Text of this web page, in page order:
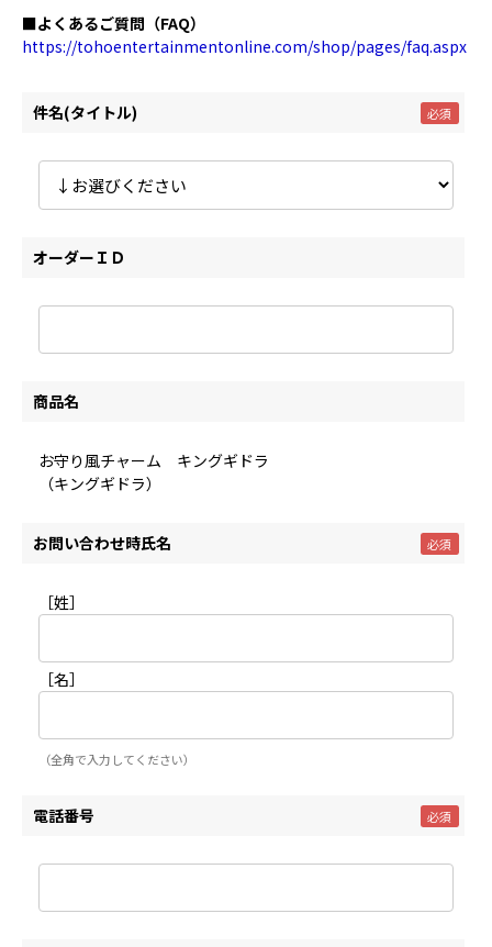
■よくあるご質問（FAQ）
https://tohoentertainmentonline.com/shop/pages/faq.aspx
件名(タイトル)
オーダーＩＤ
商品名
お守り風チャーム キングギドラ
（キングギドラ）
お問い合わせ時氏名
［姓］
［名］
（全角で入力してください）
電話番号